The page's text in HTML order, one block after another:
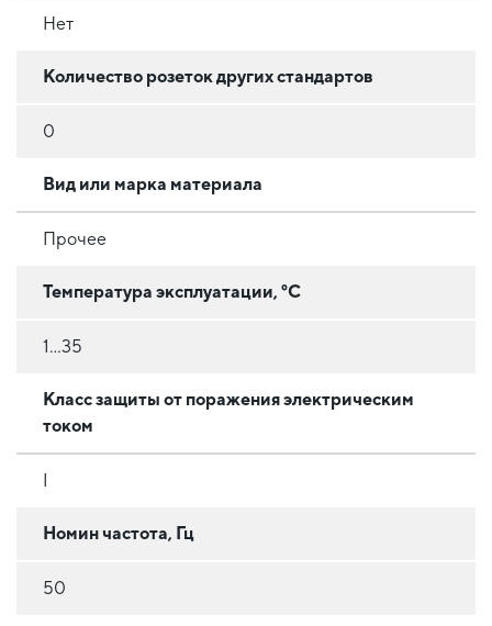
Нет
Количество розеток других стандартов
0
Вид или марка материала
Прочее
Температура эксплуатации, °C
1...35
Класс защиты от поражения электрическим
током
Номин частота, Гц
50